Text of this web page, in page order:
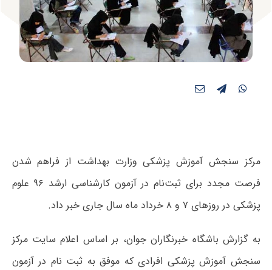
مرکز سنجش آموزش پزشکی وزارت بهداشت از فراهم شدن
فرصت مجدد برای ثبت‌نام در آزمون کارشناسی‌ ارشد ۹۶ علوم
پزشکی در روزهای ۷ و ۸ خرداد ماه سال جاری خبر داد.
به گزارش باشگاه خبرنگاران جوان، بر اساس اعلام سایت مرکز
سنجش آموزش پزشکی افرادی که موفق به ثبت نام در آزمون